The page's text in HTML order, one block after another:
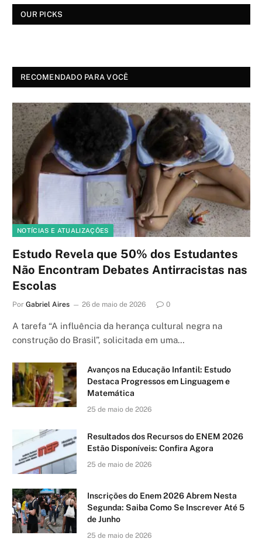
OUR PICKS
RECOMENDADO PARA VOCÊ
NOTÍCIAS E ATUALIZAÇÕES
Estudo Revela que 50% dos Estudantes
Não Encontram Debates Antirracistas nas
Escolas
Por Gabriel Aires 26 de maio de 2026 0
A tarefa “A influência da herança cultural negra na
construção do Brasil”, solicitada em uma…
Avanços na Educação Infantil: Estudo
Destaca Progressos em Linguagem e
Matemática
25 de maio de 2026
Resultados dos Recursos do ENEM 2026
Estão Disponíveis: Confira Agora
25 de maio de 2026
Inscrições do Enem 2026 Abrem Nesta
Segunda: Saiba Como Se Inscrever Até 5
de Junho
25 de maio de 2026